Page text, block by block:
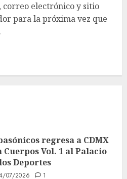
electrónico y sitio
para la próxima vez que
regresa a CDMX
Cuerpos Vol. 1 al Palacio
Deportes
07/2026 1